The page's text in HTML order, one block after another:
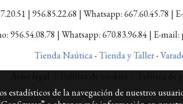
| 956.85.22.68 | Whatsapp: 667.60.45.78 |
956.54.08.78 | Whatsapp: 670.83.96.84 | E-
Tienda Naútica- Tienda y Taller-
de la navegación de nuestros